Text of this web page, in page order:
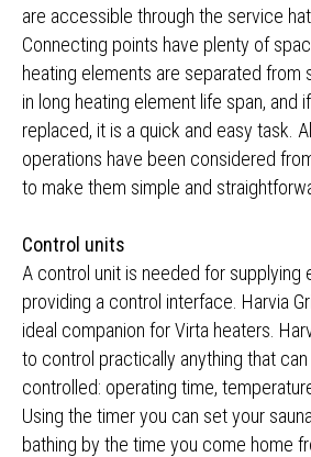
are accessible through the service
Connecting points have plenty of
heating elements are separated from
in long heating element life span, and
replaced, it is a quick and easy task.
operations have been considered
to make them simple and
Control units
A control unit is needed for supplying
providing a control interface. Harvia
ideal companion for Virta heaters.
to control practically anything that
controlled: operating time,
Using the timer you can set your
bathing by the time you come home